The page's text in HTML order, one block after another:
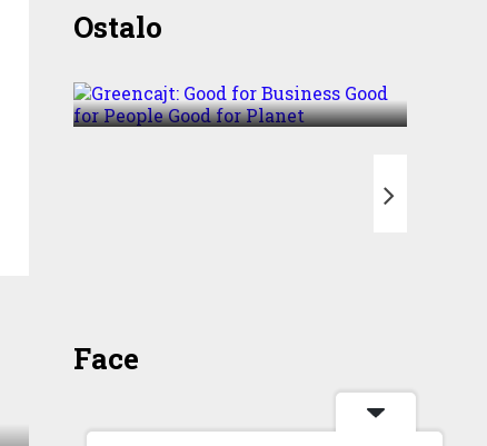
OstaloGreencajt: Good for
Business Good for People
Face